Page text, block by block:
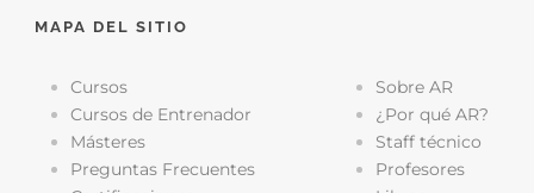
MAPA DEL SITIO
Cursos
Cursos de Entrenador
Másteres
Preguntas Frecuentes
Sobre AR
¿Por qué AR?
Staff técnico
Profesores